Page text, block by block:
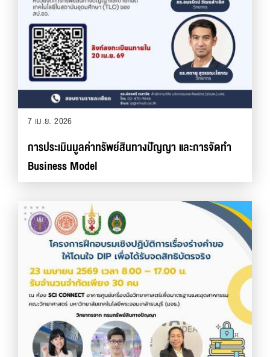
7 เม.ย. 2026
การประเมินมูลค่าทรัพย์สินทางปัญญา และการจัดทำ
Business Model